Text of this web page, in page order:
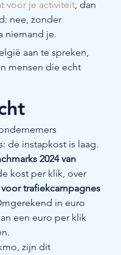
voor je activiteit, dan
nee, zonder
niemand je.
aan te spreken,
mensen die echt
de instapkost is laag.
2024 van
kost per klik, over
voor trafiekcampagnes
in euro
een euro per klik
zijn dit